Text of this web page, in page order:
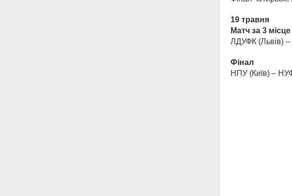
19 травня
Матч за 3 місце
ЛДУФК (Львів)
Фінал
НПУ (Київ) –